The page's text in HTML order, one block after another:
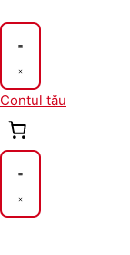
to
content
Contul tău